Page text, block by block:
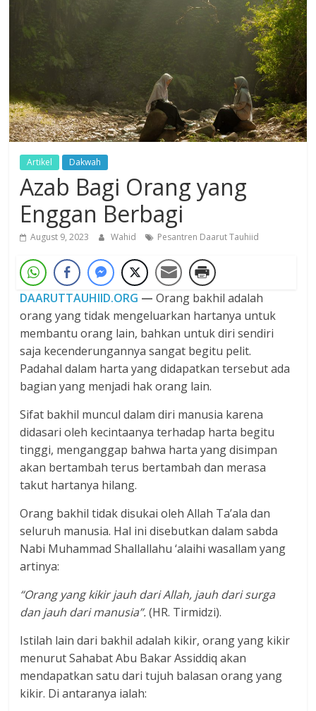
Fikir,
Ikhtiar
Artikel Dakwah
Azab Bagi Orang yang
Enggan Berbagi
August 9, 2023 Wahid Pesantren Daarut Tauhiid
DAARUTTAUHIID.ORG —Orang bakhil adalah
orang yang tidak mengeluarkan hartanya untuk
membantu orang lain, bahkan untuk diri sendiri
saja kecenderungannya sangat begitu pelit.
Padahal dalam harta yang didapatkan tersebut ada
bagian yang menjadi hak orang lain.
Sifat bakhil muncul dalam diri manusia karena
didasari oleh kecintaanya terhadap harta begitu
tinggi, menganggap bahwa harta yang disimpan
akan bertambah terus bertambah dan merasa
takut hartanya hilang.
Orang bakhil tidak disukai oleh Allah Ta’ala dan
seluruh manusia. Hal ini disebutkan dalam sabda
Nabi Muhammad Shallallahu ‘alaihi wasallam yang
artinya:
“Orang yang kikir jauh dari Allah, jauh dari surga
dan jauh dari manusia”.(HR. Tirmidzi).
Istilah lain dari bakhil adalah kikir, orang yang kikir
menurut Sahabat Abu Bakar Assiddiq akan
mendapatkan satu dari tujuh balasan orang yang
kikir. Di antaranya ialah: